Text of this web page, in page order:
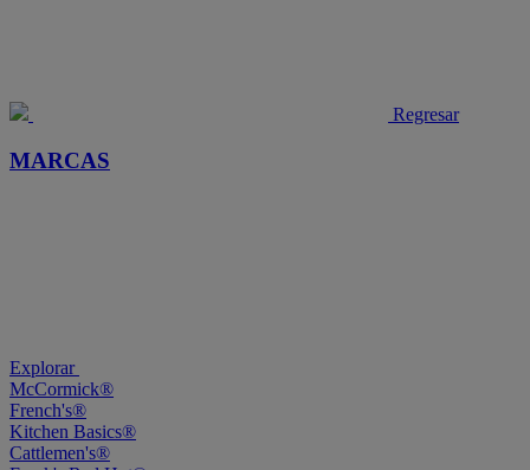
Regresar
MARCAS
Explorar
McCormick®
French's®
Kitchen Basics®
Cattlemen's®